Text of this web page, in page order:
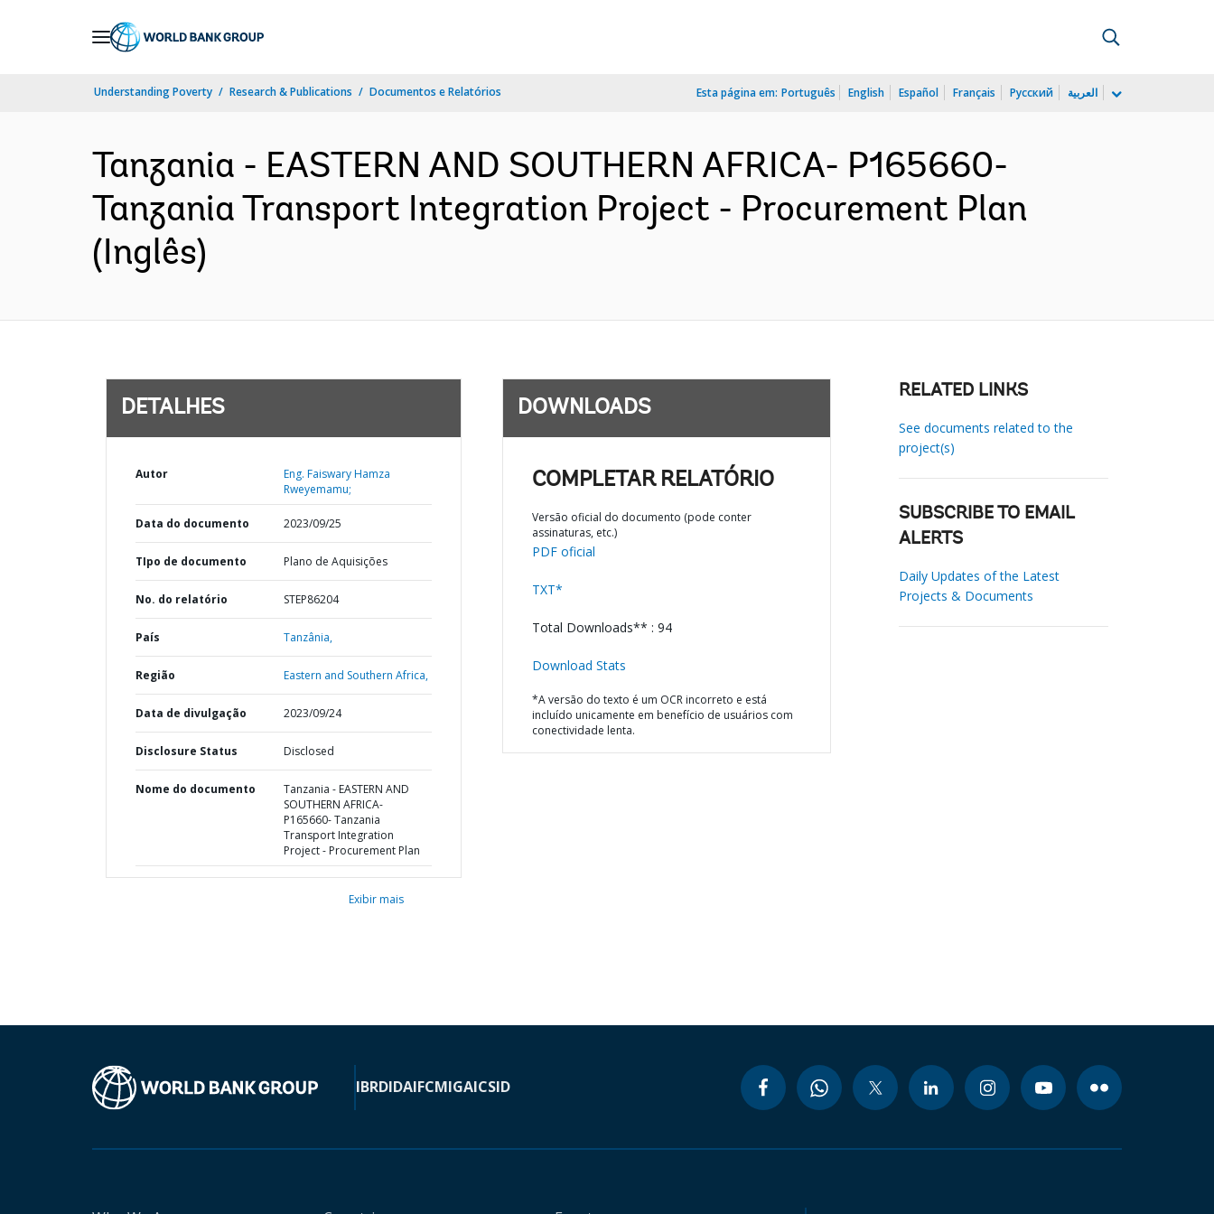
Understanding Poverty Research & Publications Documentos e Relatórios Esta página em: Português English Español Français Русский العربية
Tanzania - EASTERN AND SOUTHERN AFRICA- P165660-
Tanzania Transport Integration Project - Procurement Plan
(Inglês)
DETALHES
Autor
Eng. Faiswary Hamza
Rweyemamu;
Data do documento 2023/09/25
TIpo de documento Plano de Aquisições
No. do relatório STEP86204
País Tanzânia,
Região Eastern and Southern Africa,
Data de divulgação 2023/09/24
Disclosure Status Disclosed
Nome do documento
Tanzania - EASTERN AND
SOUTHERN AFRICA-
P165660- Tanzania
Transport Integration
Project - Procurement Plan
Exibir mais
DOWNLOADS
COMPLETAR RELATÓRIO
Versão oficial do documento (pode conter
assinaturas, etc.)
PDF oficial
TXT*
Total Downloads** : 94
Download Stats
*A versão do texto é um OCR incorreto e está
incluído unicamente em benefício de usuários com
conectividade lenta.
RELATED LINKS
See documents related to the
project(s)
SUBSCRIBE TO EMAIL
ALERTS
Daily Updates of the Latest
Projects & Documents
IBRDIDAIFCMIGAICSID